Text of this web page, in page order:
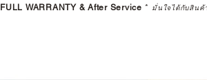
FULL WARRANTY & After Service * มั่นใจได้กับสินค้